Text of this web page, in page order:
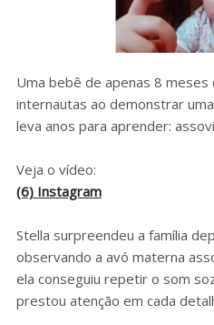
Uma bebê de apenas 8
internautas ao demonstrar
leva anos para aprender:
Veja o vídeo:
(6) Instagram
Stella surpreendeu a família
observando a avó materna
ela conseguiu repetir o som
prestou atenção em cada